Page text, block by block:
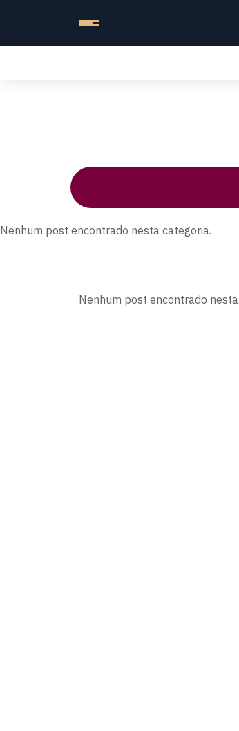
Nenhum post encontrado nesta categoria.
Nenhum post encontrado